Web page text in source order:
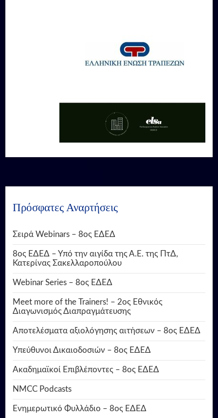
Πρόσφατες Αναρτήσεις
Σειρά Webinars – 8ος ΕΔΕΔ
8ος ΕΔΕΔ – Υπό την αιγίδα της Α.Ε. της ΠτΔ,
Κατερίνας Σακελλαροπούλου
Webinar Series – 8ος ΕΔΕΔ
Meet more of the Trainers! – 2ος Εθνικός
Διαγωνισμός Διαπραγμάτευσης
Αποτελέσματα αξιολόγησης αιτήσεων – 8ος ΕΔΕΔ
Υπεύθυνοι Δικαιοδοσιών – 8ος ΕΔΕΔ
Ακαδημαϊκοί Επιβλέποντες – 8ος ΕΔΕΔ
NMCC Podcasts
Ενημερωτικό Φυλλάδιο – 8ος ΕΔΕΔ